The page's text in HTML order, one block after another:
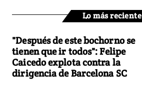
Lo más reciente
"Después de este bochorno se
tienen que ir todos": Felipe
Caicedo explota contra la
dirigencia de Barcelona SC